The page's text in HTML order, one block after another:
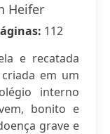
Heifer
112
e recatada
em um
interno
bonito e
grave e